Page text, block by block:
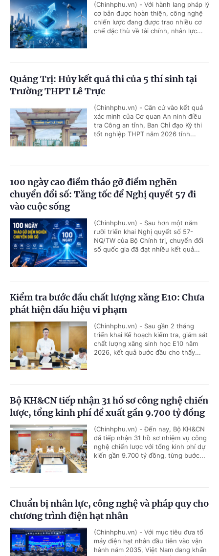
(Chinhphu.vn) - Với hành lang pháp lý
cơ bản được hoàn thiện, công nghệ
chiến lược đang được trao nhiều cơ
chế đặc thù về tài chính, nhân lực...
Quảng Trị: Hủy kết quả thi của 5 thí sinh tại
Trường THPT Lê Trực
(Chinhphu.vn) - Căn cứ vào kết quả
xác minh của Cơ quan An ninh điều
tra Công an tỉnh, Ban Chỉ đạo Kỳ thi
tốt nghiệp THPT năm 2026 tỉnh...
100 ngày cao điểm tháo gỡ điểm nghẽn
chuyển đổi số: Tăng tốc để Nghị quyết 57 đi
vào cuộc sống
(Chinhphu.vn) - Sau hơn một năm
rưỡi triển khai Nghị quyết số 57-
NQ/TW của Bộ Chính trị, chuyển đổi
số quốc gia đã đạt nhiều kết quả...
Kiểm tra bước đầu chất lượng xăng E10: Chưa
phát hiện dấu hiệu vi phạm
(Chinhphu.vn) - Sau gần 2 tháng
triển khai Kế hoạch kiểm tra, giám sát
chất lượng xăng sinh học E10 năm
2026, kết quả bước đầu cho thấy...
Bộ KH&CN tiếp nhận 31 hồ sơ công nghệ chiến
lược, tổng kinh phí đề xuất gần 9.700 tỷ đồng
(Chinhphu.vn) - Đến nay, Bộ KH&CN
đã tiếp nhận 31 hồ sơ nhiệm vụ công
nghệ chiến lược với tổng kinh phí dự
kiến gần 9.700 tỷ đồng, từng bước...
Chuẩn bị nhân lực, công nghệ và pháp quy cho
chương trình điện hạt nhân
(Chinhphu.vn) - Với mục tiêu đưa tổ
máy điện hạt nhân đầu tiên vào vận
hành năm 2035, Việt Nam đang khẩn